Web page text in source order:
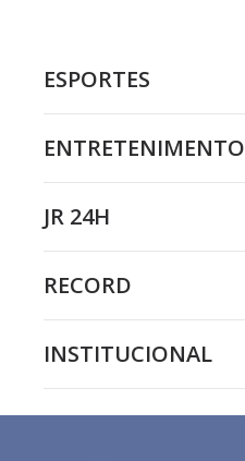
ESPORTES
ENTRETENIMENTO
JR 24H
RECORD
INSTITUCIONAL